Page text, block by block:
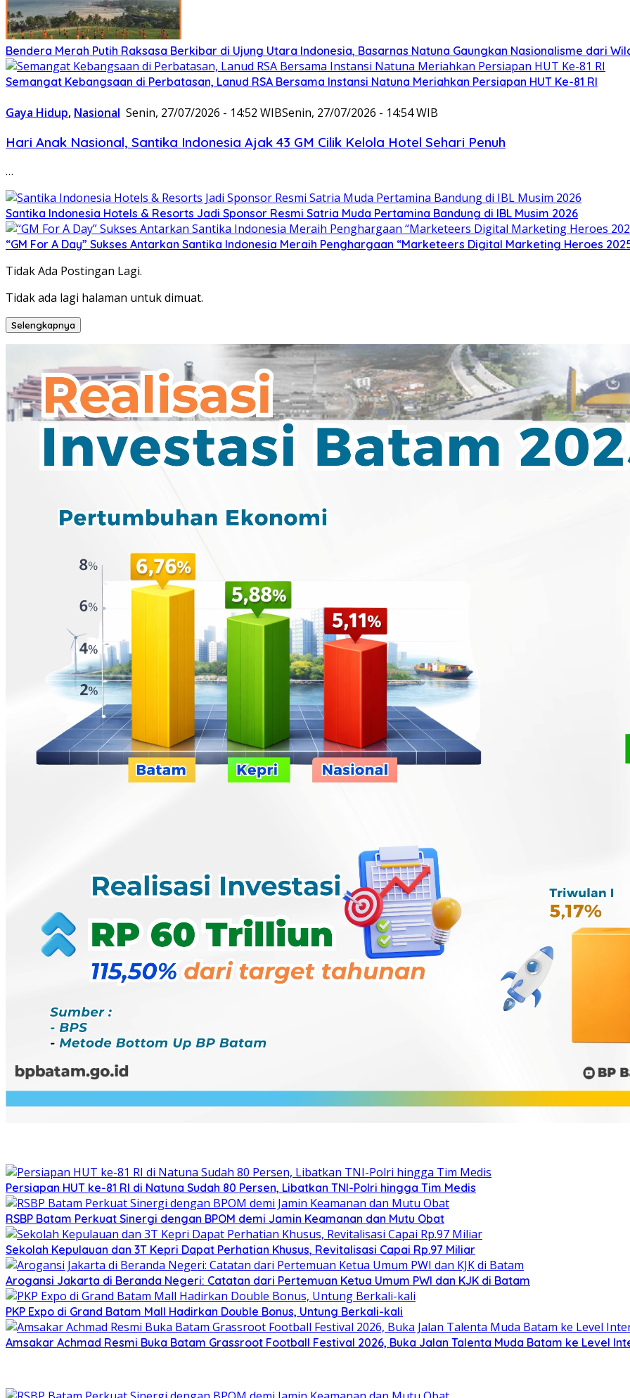
Bendera Merah Putih Raksasa Berkibar di Ujung Utara Indonesia, Basarnas Natuna Gaungkan Nasionalisme dari
Semangat Kebangsaan di Perbatasan, Lanud RSA Bersama Instansi Natuna Meriahkan Persiapan HUT Ke-81 RI
Gaya Hidup, Nasional Senin, 27/07/2026 - 14:52 WIBSenin, 27/07/2026 - 14:54 WIB
Hari Anak Nasional, Santika Indonesia Ajak 43 GM Cilik Kelola Hotel Sehari Penuh
…
Santika Indonesia Hotels & Resorts Jadi Sponsor Resmi Satria Muda Pertamina Bandung di IBL Musim 2026
“GM For A Day” Sukses Antarkan Santika Indonesia Meraih Penghargaan “Marketeers Digital Marketing Heroes
Tidak Ada Postingan Lagi.
Tidak ada lagi halaman untuk dimuat.
Selengkapnya
Persiapan HUT ke-81 RI di Natuna Sudah 80 Persen, Libatkan TNI-Polri hingga Tim Medis
RSBP Batam Perkuat Sinergi dengan BPOM demi Jamin Keamanan dan Mutu Obat
Sekolah Kepulauan dan 3T Kepri Dapat Perhatian Khusus, Revitalisasi Capai Rp.97 Miliar
Arogansi Jakarta di Beranda Negeri: Catatan dari Pertemuan Ketua Umum PWI dan KJK di Batam
PKP Expo di Grand Batam Mall Hadirkan Double Bonus, Untung Berkali-kali
Amsakar Achmad Resmi Buka Batam Grassroot Football Festival 2026, Buka Jalan Talenta Muda Batam ke Level